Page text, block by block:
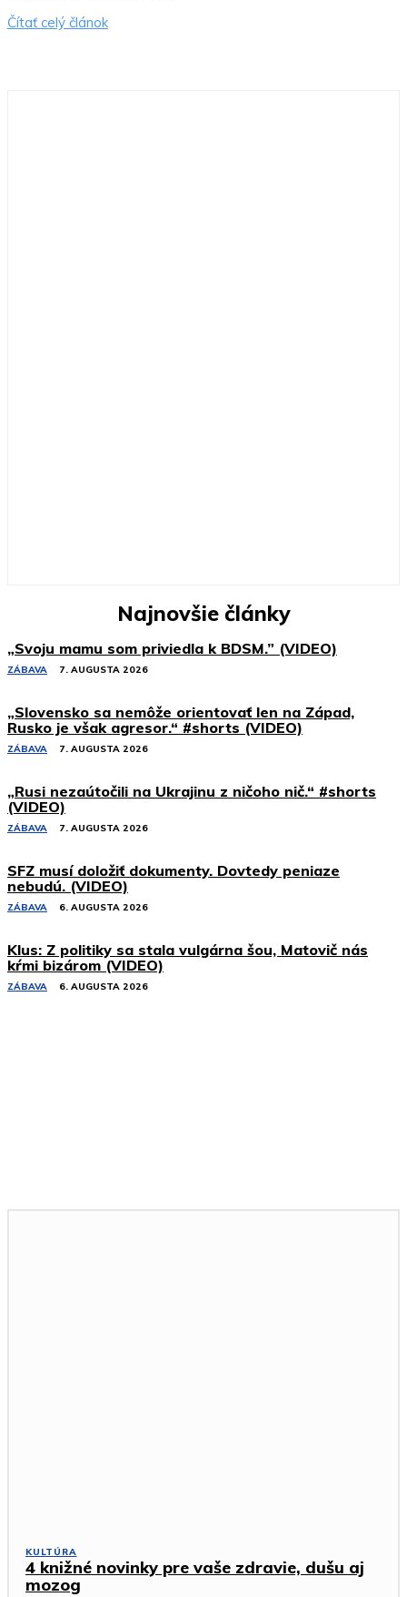
Čítať celý článok
Najnovšie články
„Svoju mamu som priviedla k BDSM.” (VIDEO)
ZÁBAVA 7. AUGUSTA 2026
„Slovensko sa nemôže orientovať len na Západ,
Rusko je však agresor.“ #shorts (VIDEO)
ZÁBAVA 7. AUGUSTA 2026
„Rusi nezaútočili na Ukrajinu z ničoho nič.“ #shorts
(VIDEO)
ZÁBAVA 7. AUGUSTA 2026
SFZ musí doložiť dokumenty. Dovtedy peniaze
nebudú. (VIDEO)
ZÁBAVA 6. AUGUSTA 2026
Klus: Z politiky sa stala vulgárna šou, Matovič nás
kŕmi bizárom (VIDEO)
ZÁBAVA 6. AUGUSTA 2026
KULTÚRA
4 knižné novinky pre vaše zdravie, dušu aj
mozog